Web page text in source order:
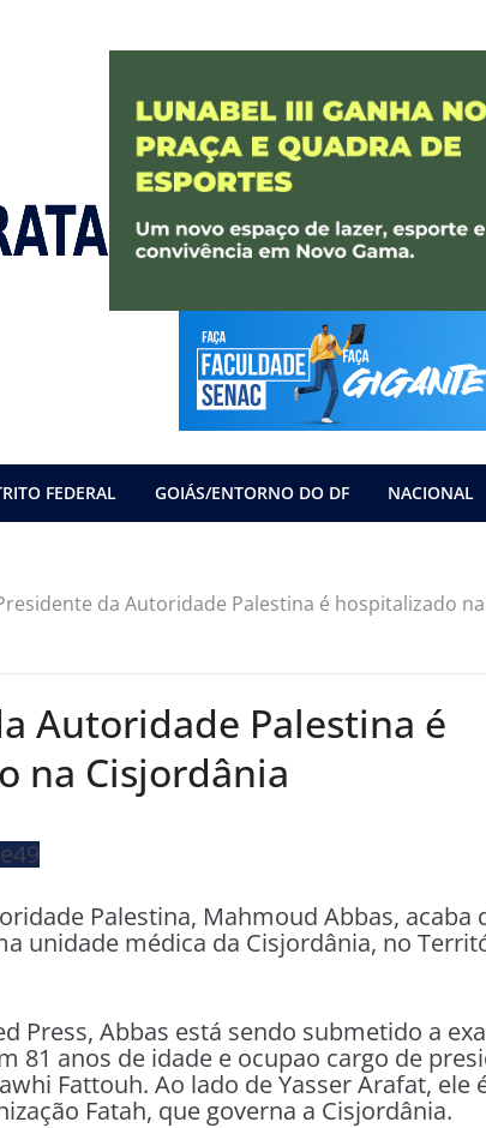
FEDERAL GOIÁS/ENTORNO DO DF NACIONAL
da Autoridade Palestina é hospitalizado
Autoridade Palestina é
na Cisjordânia
Palestina, Mahmoud Abbas, acaba
unidade médica da Cisjordânia, no
Press, Abbas está sendo submetido a
81 anos de idade e ocupao cargo de
Fattouh. Ao lado de Yasser Arafat, ele
Fatah, que governa a Cisjordânia.